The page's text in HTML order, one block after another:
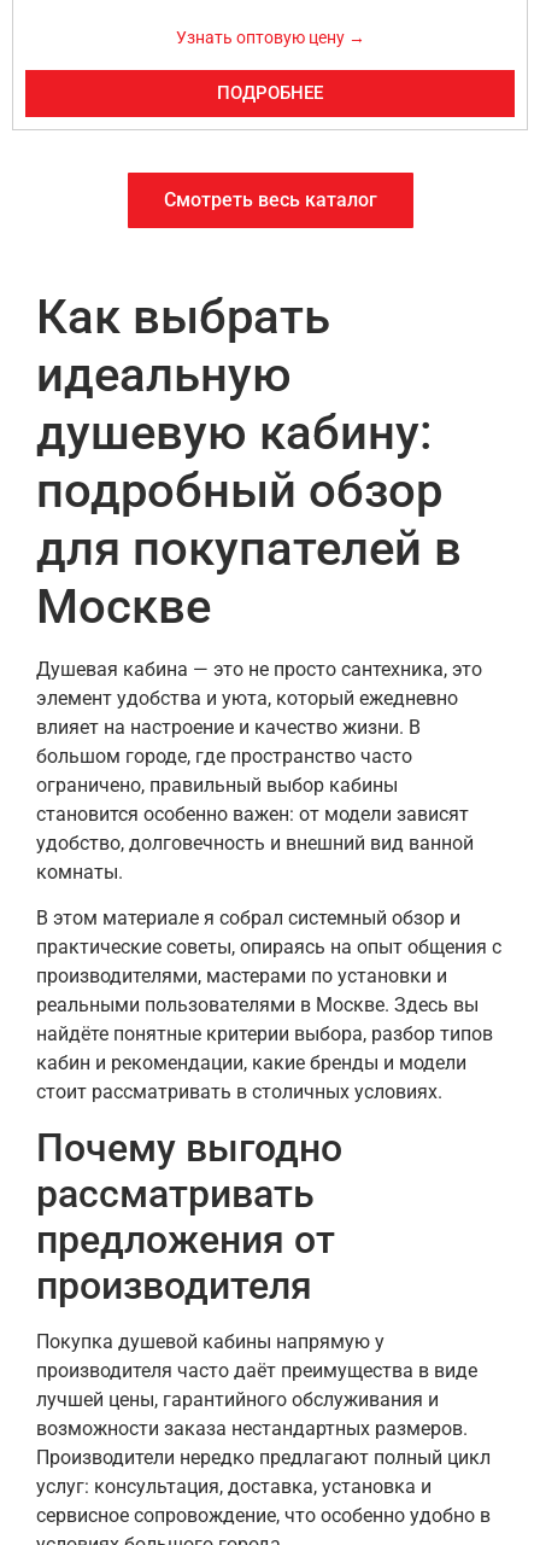
Узнать оптовую цену →
ПОДРОБНЕЕ
Смотреть весь каталог
Как выбрать
идеальную
душевую кабину:
подробный обзор
для покупателей в
Москве
Душевая кабина — это не просто сантехника, это
элемент удобства и уюта, который ежедневно
влияет на настроение и качество жизни. В
большом городе, где пространство часто
ограничено, правильный выбор кабины
становится особенно важен: от модели зависят
удобство, долговечность и внешний вид ванной
комнаты.
В этом материале я собрал системный обзор и
практические советы, опираясь на опыт общения с
производителями, мастерами по установки и
реальными пользователями в Москве. Здесь вы
найдёте понятные критерии выбора, разбор типов
кабин и рекомендации, какие бренды и модели
стоит рассматривать в столичных условиях.
Почему выгодно
рассматривать
предложения от
производителя
Покупка душевой кабины напрямую у
производителя часто даёт преимущества в виде
лучшей цены, гарантийного обслуживания и
возможности заказа нестандартных размеров.
Производители нередко предлагают полный цикл
услуг: консультация, доставка, установка и
сервисное сопровождение, что особенно удобно в